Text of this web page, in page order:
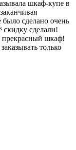
шкаф-купе в
сделано очень
сделали!
прекрасный шкаф!
только